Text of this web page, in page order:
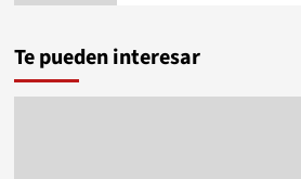
Te pueden interesar